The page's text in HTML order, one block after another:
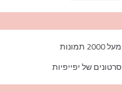
מעל 2000 תמונות
סרטונים של יפייפיות